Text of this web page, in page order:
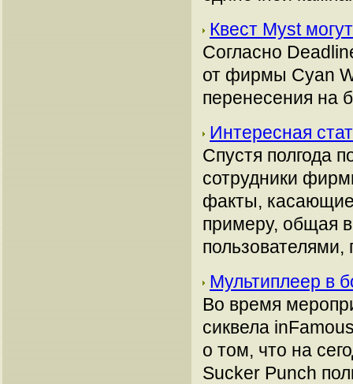
Квест Myst
Согласно
от фирмы Cyan
перенесения на
Интересная
Спустя полгода
сотрудники
факты,
примеру, общая
Мультиплеер в
Во время
сиквела
о том, что на
Sucker Punch